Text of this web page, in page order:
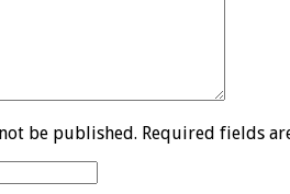
be published. Required fields